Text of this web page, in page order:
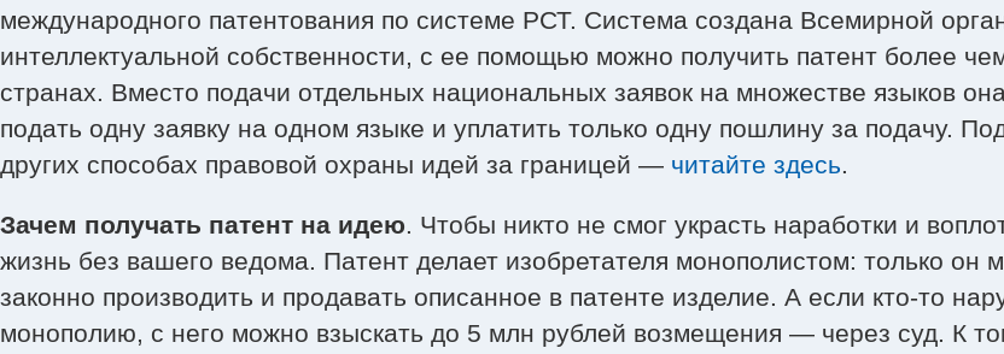
международного патентования по системе РСТ. Система создана Всемирной
интеллектуальной собственности, с ее помощью можно получить патент более
странах. Вместо подачи отдельных национальных заявок на множестве языков
подать одну заявку на одном языке и уплатить только одну пошлину за подачу.
других способах правовой охраны идей за границей — читайте здесь.
Зачем получать патент на идею. Чтобы никто не смог украсть наработки и
жизнь без вашего ведома. Патент делает изобретателя монополистом: только он
законно производить и продавать описанное в патенте изделие. А если кто-то
монополию, с него можно взыскать до 5 млн рублей возмещения — через суд. К